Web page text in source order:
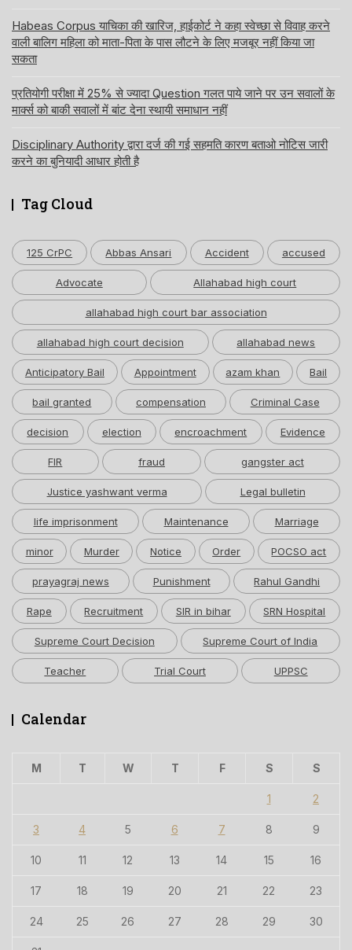
Habeas Corpus याचिका की खारिज, हाईकोर्ट ने कहा स्वेच्छा से विवाह करने
वाली बालिग महिला को माता-पिता के पास लौटने के लिए मजबूर नहीं किया जा
सकता
प्रतियोगी परीक्षा में 25% से ज्यादा Question गलत पाये जाने पर उन सवालों के
मार्क्स को बाकी सवालों में बांट देना स्थायी समाधान नहीं
Disciplinary Authority द्वारा दर्ज की गई सहमति कारण बताओ नोटिस जारी
करने का बुनियादी आधार होती है
Tag Cloud
125 CrPC Abbas Ansari Accident accused
Advocate Allahabad high court
allahabad high court bar association
allahabad high court decision allahabad news
Anticipatory Bail Appointment azam khan Bail
bail granted compensation Criminal Case
decision election encroachment Evidence
FIR fraud gangster act
Justice yashwant verma Legal bulletin
life imprisonment Maintenance Marriage
minor Murder Notice Order POCSO act
prayagraj news Punishment Rahul Gandhi
Rape Recruitment SIR in bihar SRN Hospital
Supreme Court Decision Supreme Court of India
Teacher Trial Court UPPSC
Calendar
M T W T F S S
1 2
3 4 5 6 7 8 9
10 11 12 13 14 15 16
17 18 19 20 21 22 23
24 25 26 27 28 29 30